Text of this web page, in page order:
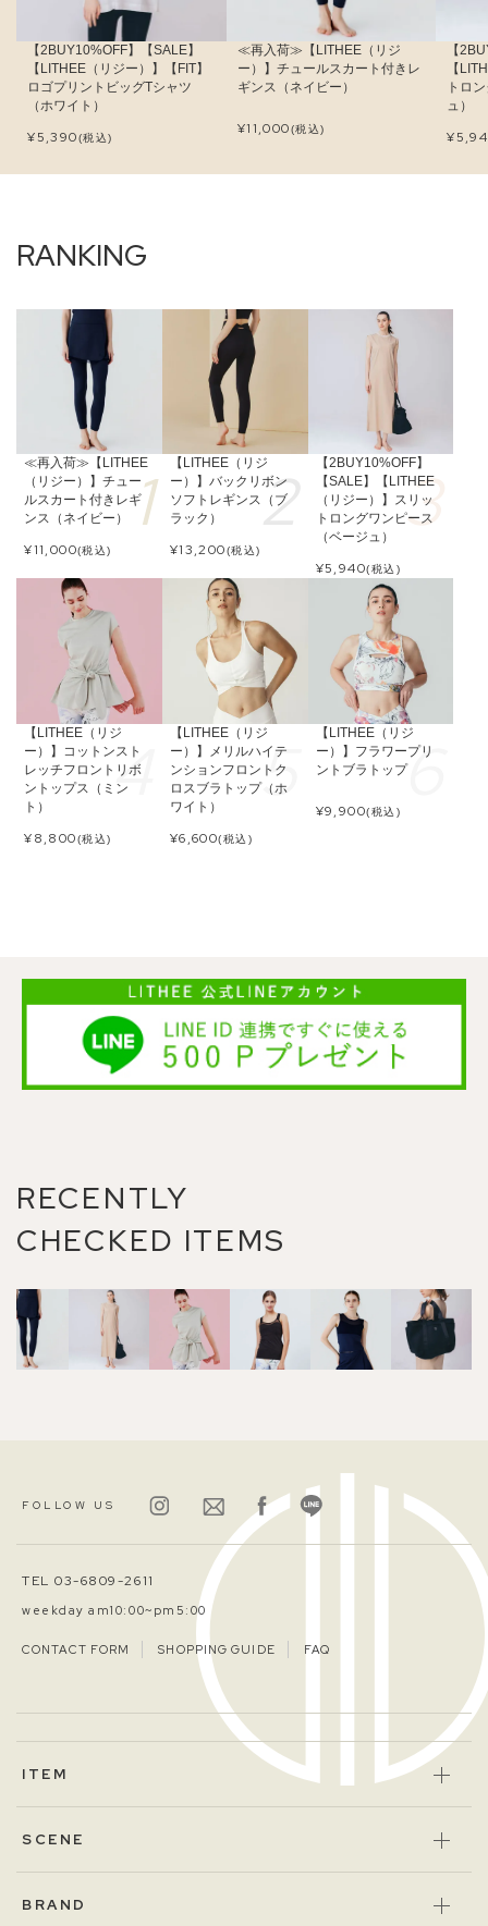
【2BUY10%OFF】【SALE】
【LITHEE（リジー）】【FIT】
ロゴプリントビッグTシャツ
（ホワイト）
¥5,390(税込)
≪再入荷≫【LITHEE（リジ
ー）】チュールスカート付きレ
ギンス（ネイビー）
¥11,000(税込)
【
【
トロ
ュ）
¥
≪再入荷≫【LITHEE
（リジー）】チュー
ルスカート付きレギ
ンス（ネイビー）
¥11,000(税込)
【LITHEE（リジ
ー）】バックリボン
ソフトレギンス（ブ
ラック）
¥13,200(税込)
【2BUY10%OFF】
【SALE】【LITHEE
（リジー）】スリッ
トロングワンピース
（ベージュ）
¥5,940(税込)
【LITHEE（リジ
ー）】コットンスト
レッチフロントリボ
ントップス（ミン
ト）
¥8,800(税込)
【LITHEE（リジ
ー）】メリルハイテ
ンションフロントク
ロスブラトップ（ホ
ワイト）
¥6,600(税込)
【LITHEE（リジ
ー）】フラワープリ
ントブラトップ
¥9,900(税込)
RECENTLY
CHECKED ITEMS
FOLLOW US
TEL 03-6809-2611
weekday am10:00~pm5:00
CONTACT FORM SHOPPING GUIDE FAQ
ITEM
SCENE
BRAND